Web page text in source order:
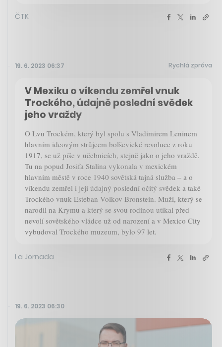
ČTK
19. 6. 2023 06:37 Rychlá zpráva
V Mexiku o víkendu zemřel vnuk
Trockého, údajně poslední svědek
jeho vraždy
O Lvu Trockém, který byl spolu s Vladimirem Leninem
hlavním ideovým strůjcem bolševické revoluce z roku
1917, se už píše v učebnicích, stejně jako o jeho vraždě.
Tu na popud Josifa Stalina vykonala v mexickém
hlavním městě v roce 1940 sovětská tajná služba – a o
víkendu zemřel i její údajný poslední očitý svědek a také
Trockého vnuk Esteban Volkov Bronstein. Muži, který se
narodil na Krymu a který se svou rodinou utíkal před
nevolí sovětského vládce už od narození a v Mexico City
vybudoval Trockého muzeum, bylo 97 let.
La Jornada
19. 6. 2023 06:30